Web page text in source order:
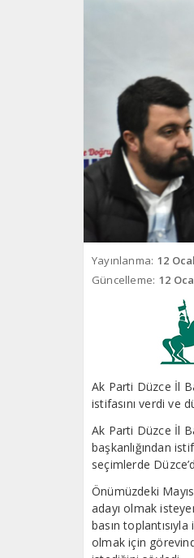
Yayınlanma: 12
Güncelleme: 12
Ak Parti Düzce İl
istifasını verdi ve
Ak Parti Düzce İl
başkanlığından
seçimlerde
Önümüzdeki
adayı olmak
basın
olmak için